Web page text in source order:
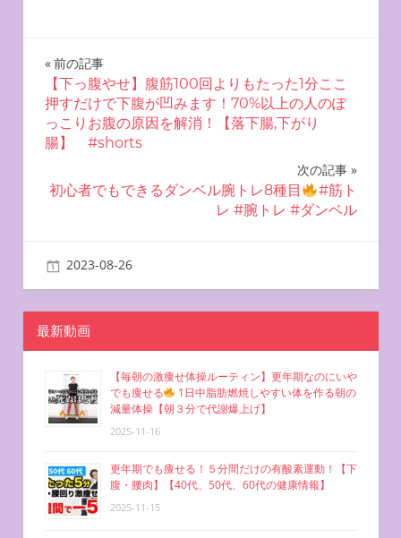
投
稿
ナ
ビ
ゲ
シ
ョ
ン
前の記事
【下っ腹やせ】腹筋100回よりもたった1分ここ
押すだけで下腹が凹みます！70%以上の人のぽ
っこりお腹の原因を解消！【落下腸,下がり
腸】 #shorts
次の記事
初心者でもできるダンベル腕トレ8種目
#筋ト
レ #腕トレ #ダンベル
2023-08-26
最新動画
【毎朝の激痩せ体操ルーティン】更年期なのにいや
でも痩せる
1日中脂肪燃焼しやすい体を作る朝の
減量体操【朝３分で代謝爆上げ】
2025-11-16
更年期でも痩せる！５分間だけの有酸素運動！【下
腹・腰肉】【40代、50代、60代の健康情報】
2025-11-15